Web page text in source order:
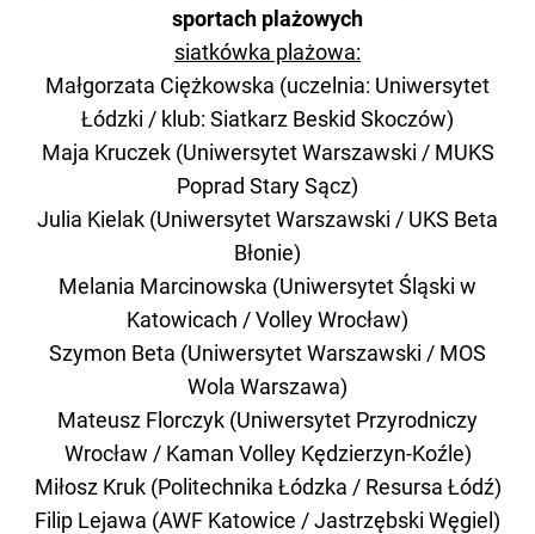
sportach plażowych
siatkówka plażowa:
Małgorzata Ciężkowska (uczelnia: Uniwersytet
Łódzki / klub: Siatkarz Beskid Skoczów)
Maja Kruczek (Uniwersytet Warszawski / MUKS
Poprad Stary Sącz)
Julia Kielak (Uniwersytet Warszawski / UKS Beta
Błonie)
Melania Marcinowska (Uniwersytet Śląski w
Katowicach / Volley Wrocław)
Szymon Beta (Uniwersytet Warszawski / MOS
Wola Warszawa)
Mateusz Florczyk (Uniwersytet Przyrodniczy
Wrocław / Kaman Volley Kędzierzyn-Koźle)
Miłosz Kruk (Politechnika Łódzka / Resursa Łódź)
Filip Lejawa (AWF Katowice / Jastrzębski Węgiel)